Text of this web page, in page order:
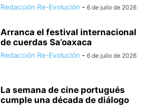
Redacción Re-Evolución - 6 de julio de 2026
Arranca el festival internacional
de cuerdas Sa’oaxaca
Redacción Re-Evolución - 6 de julio de 2026
La semana de cine portugués
cumple una década de diálogo